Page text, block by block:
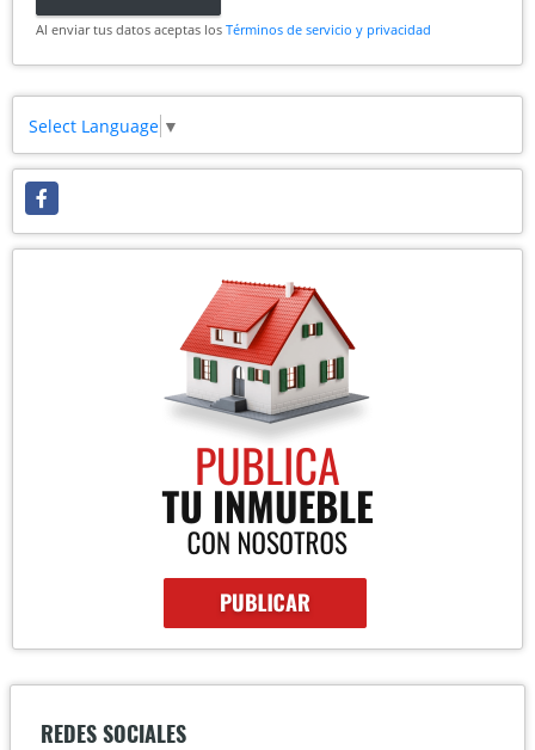
Al enviar tus datos aceptas los Términos de servicio y privacidad
Select Language ▼
Facebook
REDES SOCIALES